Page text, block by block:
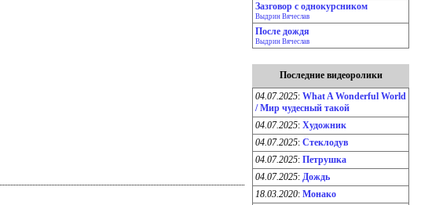
Зазговор с однокурсником
Выдрин Вячеслав
После дождя
Выдрин Вячеслав
Последние видеоролики
04.07.2025: What A Wonderful World
/ Мир чудесный такой
04.07.2025: Художник
04.07.2025: Стеклодув
04.07.2025: Петрушка
04.07.2025: Дождь
18.03.2020: Монако